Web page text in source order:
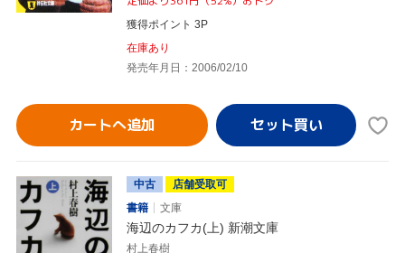
獲得ポイント 3P
在庫あり
発売年月日：2006/02/10
カートへ追加
中古
店舗受取可
書籍
文庫
海辺のカフカ(上) 新潮文庫
村上春樹